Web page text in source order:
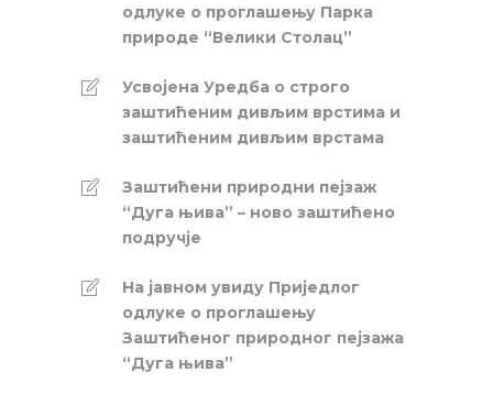
oдлуке о проглашењу Парка
природе “Велики Столац”
Усвојена Уредба о строго
заштићеним дивљим врстима и
заштићеним дивљим врстама
Заштићени природни пејзаж
“Дуга њива” – ново заштићено
подручје
На јавном увиду Приједлог
oдлуке о проглашењу
Заштићеног природног пејзажа
“Дуга њива”